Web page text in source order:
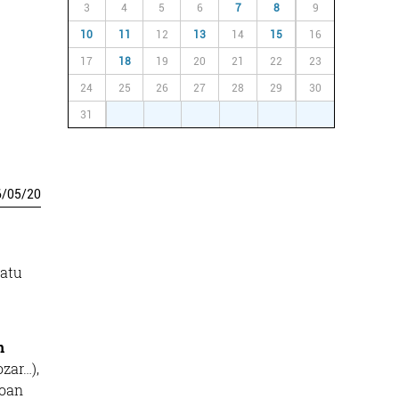
/05/20
3 4 5 6 7 8 9
10 11 12 13 14 15 16
17 18 19 20 21 22 23
24 25 26 27 28 29 30
31